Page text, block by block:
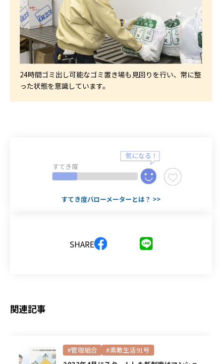
24時間ゴミ出し可能なゴミ置き場も見回りを行い、常に整
った状態を意識しています。
すてき度
すてき度バローメーターとは？ >>
SHARE
関連記事
#管理組合 #素敵生活91号